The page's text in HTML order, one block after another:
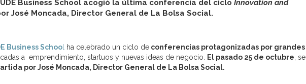
Business School acogió la última conferencia del ciclo Innovation and
José Moncada, Director General de La Bolsa Social.
Business Schoo ha celebrado un ciclo de conferencias protagonizadas por grandes
a emprendimiento, startuos y nuevas ideas de negocio. El pasado 25 de octubre , se
por José Moncada, Director General de La Bolsa Social.